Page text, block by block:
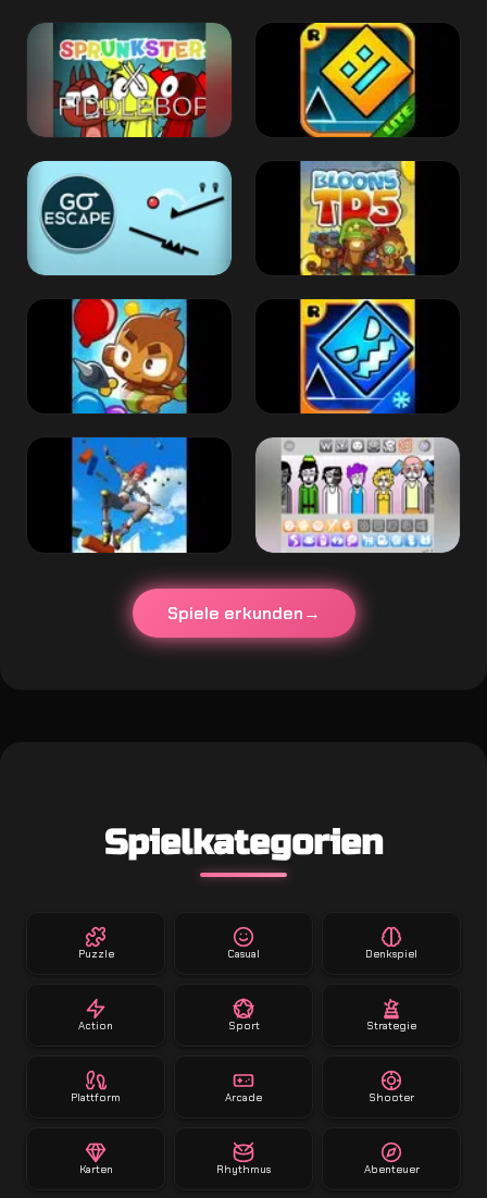
Spiele erkunden
Spielkategorien
Puzzle Casual Denkspiel
Action Sport Strategie
Plattform Arcade Shooter
Karten Rhythmus Abenteuer